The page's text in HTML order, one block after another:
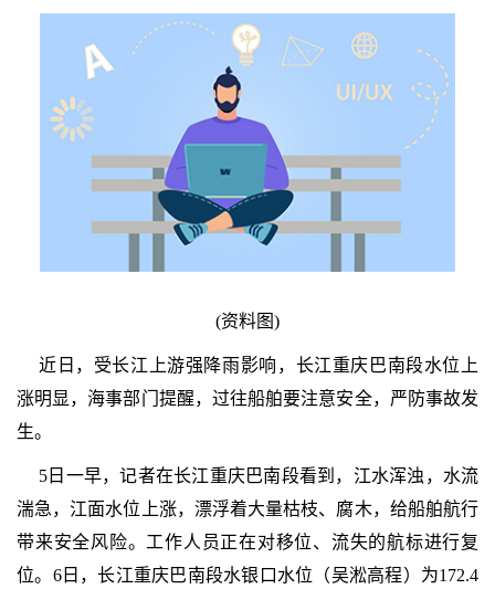
(资料图)
近日，受长江上游强降雨影响，长江重庆巴南段水位上
涨明显，海事部门提醒，过往船舶要注意安全，严防事故发
生。
5日一早，记者在长江重庆巴南段看到，江水浑浊，水流
湍急，江面水位上涨，漂浮着大量枯枝、腐木，给船舶航行
带来安全风险。工作人员正在对移位、流失的航标进行复
位。6日，长江重庆巴南段水银口水位（吴淞高程）为172.4